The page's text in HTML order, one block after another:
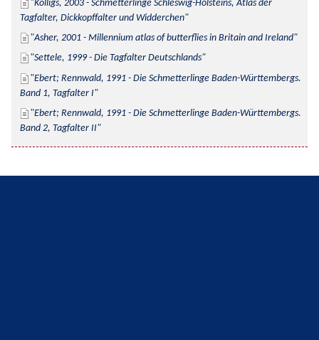
Kolligs, 2003 - Schmetterlinge Schleswig-Holsteins, Atlas der
Tagfalter, Dickkopffalter und Widderchen
Asher, 2001 - Millennium atlas of butterflies in Britain and Ireland
Settele, 1999 - Die Tagfalter Deutschlands
Ebert; Rennwald, 1991 - Die Schmetterlinge Baden-Württembergs.
Band 1, Tagfalter I
Ebert; Rennwald, 1991 - Die Schmetterlinge Baden-Württembergs.
Band 2, Tagfalter II